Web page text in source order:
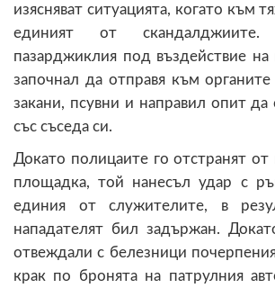
изясняват ситуацията, когато към
единият от скандалджиите.
пазарджиклия под въздействие на
започнал да отправя към
закани, псувни и направил опит да
със съседа си.
Докато полицаите го отстранят
площадка, той нанесъл удар с
единия от служителите, в
нападателят бил задържан.
отвеждали с белезници
крак по бронята на патрулния